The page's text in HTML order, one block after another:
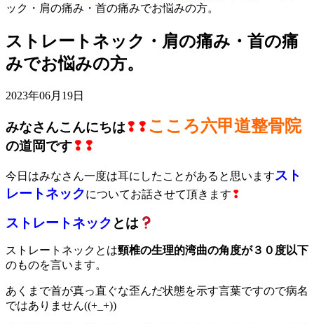
ック・肩の痛み・首の痛みでお悩みの方。
ストレートネック・肩の痛み・首の痛
みでお悩みの方。
2023年06月19日
みなさんこんにちは❢❢ こころ六甲道整骨院
の道岡です❢❢
今日はみなさん一度は耳にしたことがあると思いますスト
レートネックについてお話させて頂きます ❢
ストレートネック とは
ストレートネックとは頸椎の生理的湾曲の角度が３０度以下
のものを言います。
あくまで首が真っ直ぐな歪んだ状態を示す言葉ですので病名
ではありません((+_+))